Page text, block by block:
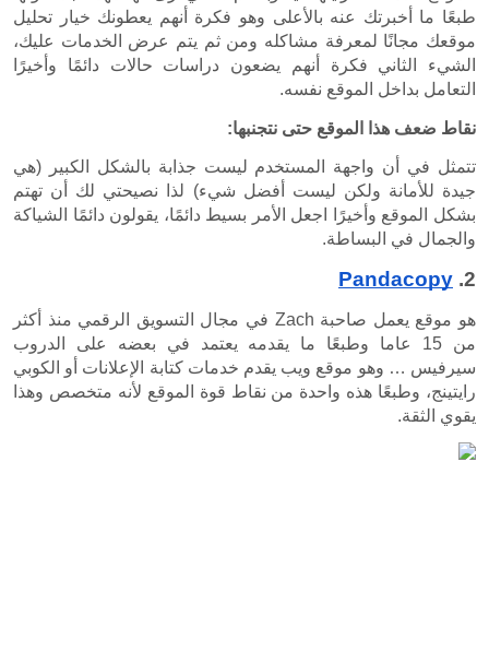
موقعك مجانًا لمعرفة مشاكله ومن ثم يتم عرض الخدمات عليك،
الشيء الثاني فكرة أنهم يضعون دراسات حالات دائمًا وأخيرًا
نتجنبها:
تتمثل في أن واجهة المستخدم ليست جذابة بالشكل الكبير (هي
سيرفيس … وهو موقع ويب يقدم خدمات كتابة الإعلانات أو الكوبي